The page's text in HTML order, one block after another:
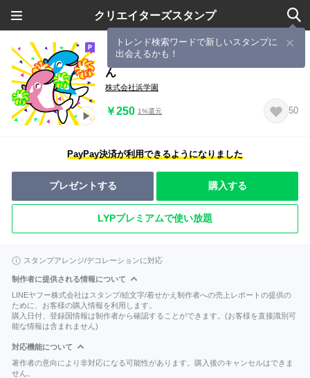
クリエイターズスタンプ
トレンド検索ワードで新しいスタンプに
出会えるかも！
うごく！オルパスくんとオルパスちゃ
ん
株式会社浜学園
￥250 1%還元 50
PayPay決済が利用できるようになりました
プレゼントする 購入する
LYPプレミアムで使い放題
スタンプアレンジ/デコレーションに対応
制作者に提供される情報について
LINEヤフー株式会社はスタンプ/絵文字/着せかえ制作者への売上レポートの提供の
ために、お客様の購入情報を利用します。
購入日付、登録国情報は制作者から確認することができます。(お客様を直接識別可
能な情報は含まれません)
対応機能について
著作者の意向により非対応になる可能性があります。購入後のキャンセルはできま
せん。